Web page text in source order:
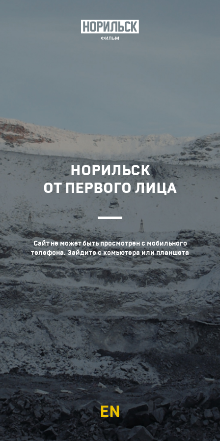
НОРИЛЬСК
ОТ ПЕРВОГО ЛИЦА
Сайт не может быть просмотрен с мобильного
телефона. Зайдите с комьютера или планшета
EN